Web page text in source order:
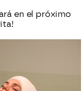
en el próximo